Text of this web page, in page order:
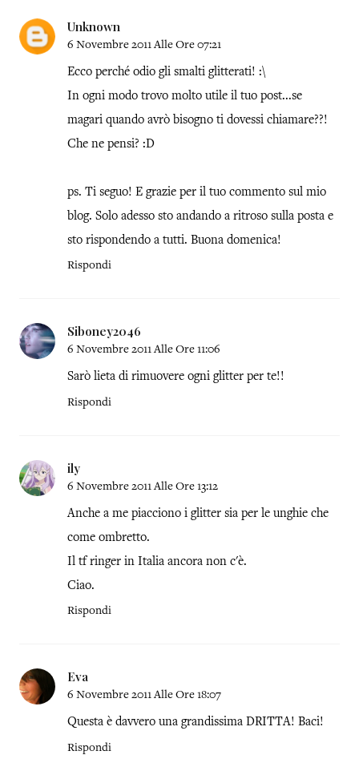
Unknown
6 Novembre 2011 Alle Ore 07:21
Ecco perché odio gli smalti glitterati! :\
In ogni modo trovo molto utile il tuo post...se
magari quando avrò bisogno ti dovessi chiamare??!
Che ne pensi? :D
ps. Ti seguo! E grazie per il tuo commento sul mio
blog. Solo adesso sto andando a ritroso sulla posta e
sto rispondendo a tutti. Buona domenica!
Rispondi
Siboney2046
6 Novembre 2011 Alle Ore 11:06
Sarò lieta di rimuovere ogni glitter per te!!
Rispondi
ily
6 Novembre 2011 Alle Ore 13:12
Anche a me piacciono i glitter sia per le unghie che
come ombretto.
Il tf ringer in Italia ancora non c'è.
Ciao.
Rispondi
Eva
6 Novembre 2011 Alle Ore 18:07
Questa è davvero una grandissima DRITTA! Baci!
Rispondi